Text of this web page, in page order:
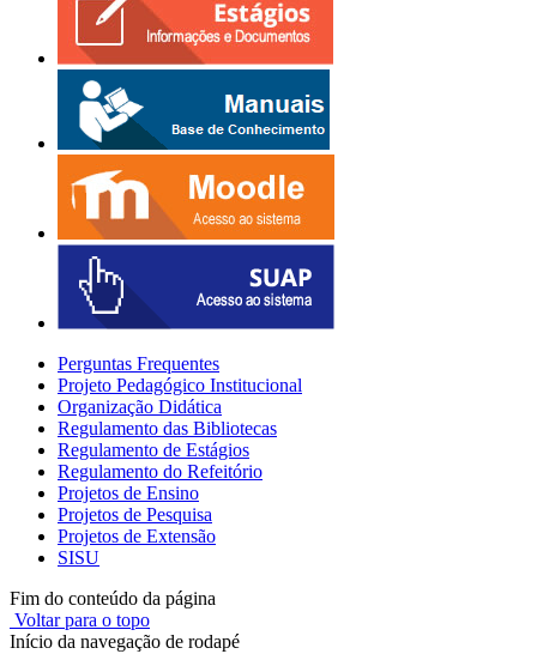
Perguntas Frequentes
Projeto Pedagógico Institucional
Organização Didática
Regulamento das Bibliotecas
Regulamento de Estágios
Regulamento do Refeitório
Projetos de Ensino
Projetos de Pesquisa
Projetos de Extensão
SISU
Fim do conteúdo da página
Voltar para o topo
Início da navegação de rodapé